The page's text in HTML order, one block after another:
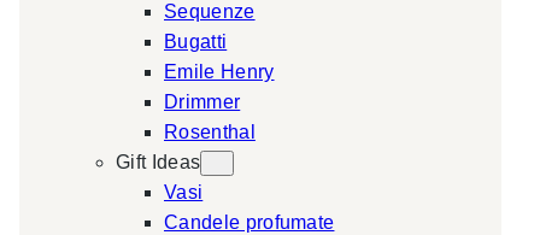
Sequenze
Bugatti
Emile Henry
Drimmer
Rosenthal
Gift Ideas
Vasi
Candele profumate